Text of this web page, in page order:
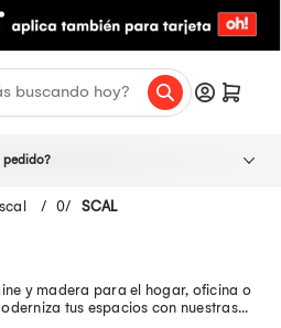
pedido?
0 SCAL
y madera para el hogar, oficina o
tus espacios con nuestras